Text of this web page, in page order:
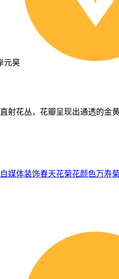
元昊
射花丛，花瓣呈现出通透的
自媒体装饰春天花菊花颜色万寿菊